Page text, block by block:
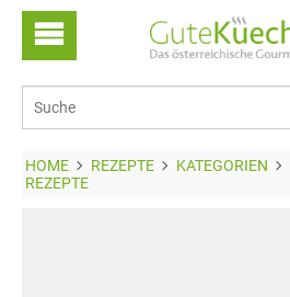
HOME REZEPTE KATEGORIEN
REZEPTE